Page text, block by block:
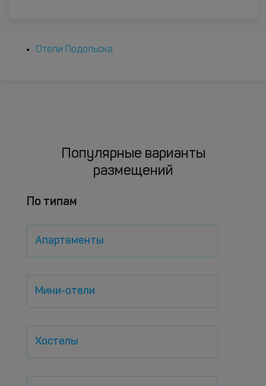
Отели Подольска
Популярные варианты
размещений
По типам
Апартаменты
Мини-отели
Хостелы